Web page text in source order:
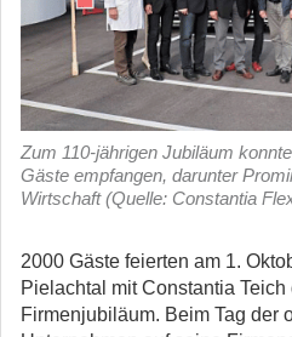
Zum 110-jährigen Jubiläum
Gäste empfangen, darunter
Wirtschaft (Quelle: Constantia
2000 Gäste feierten am 1.
Pielachtal mit Constantia
Firmenjubiläum. Beim Tag der